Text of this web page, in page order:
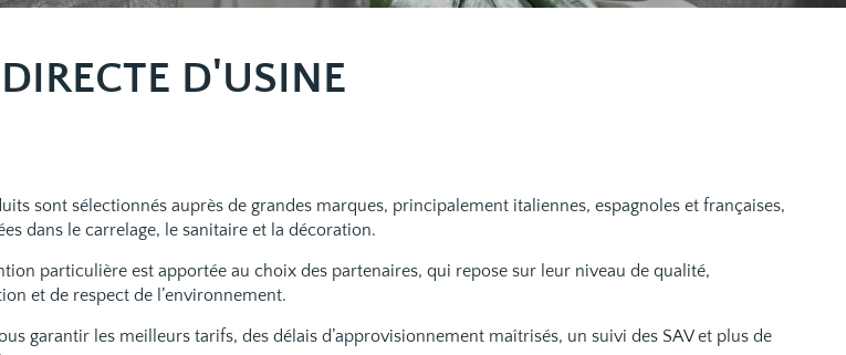
D'USINE
sont sélectionnés auprès de grandes marques, principalement italiennes, espagnoles et françaises,
dans le carrelage, le sanitaire et la décoration.
particulière est apportée au choix des partenaires, qui repose sur leur niveau de qualité,
et de respect de l’environnement.
garantir les meilleurs tarifs, des délais d’approvisionnement maîtrisés, un suivi des SAV et plus de